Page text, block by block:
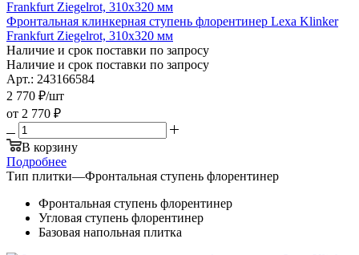
Фронтальная клинкерная ступень флорентинер Lexa Klinker
Frankfurt Ziegelrot, 310х320 мм
Наличие и срок поставки по запросу
Наличие и срок поставки по запросу
Арт.: 243166584
2 770 ₽/шт
от 2 770 ₽
В корзину
Подробнее
Тип плитки—Фронтальная ступень флорентинер
Фронтальная ступень флорентинер
Угловая ступень флорентинер
Базовая напольная плитка